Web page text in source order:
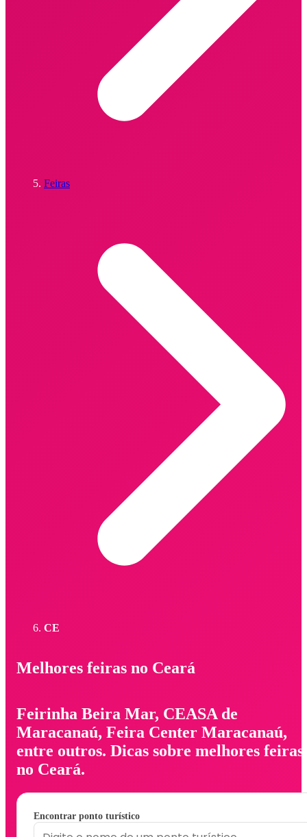
Feiras
CE
Melhores feiras no Ceará
Feirinha Beira Mar, CEASA de
Maracanaú, Feira Center Maracanaú,
entre outros. Dicas sobre melhores feiras
no Ceará.
Encontrar ponto turístico